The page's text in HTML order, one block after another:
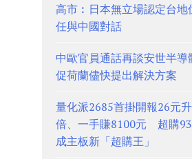
高市︰日本無立場認定台地
任與中國對話
中歐官員通話再談安世半導
促荷蘭儘快提出解決方案
量化派2685首掛開報26元
倍、一手賺8100元 超購
成主板新「超購王」